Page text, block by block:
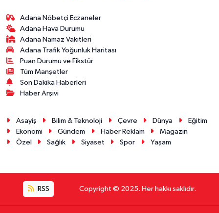
Adana Nöbetçi Eczaneler
Adana Hava Durumu
Adana Namaz Vakitleri
Adana Trafik Yoğunluk Haritası
Puan Durumu ve Fikstür
Tüm Manşetler
Son Dakika Haberleri
Haber Arşivi
Asayiş Bilim & Teknoloji Çevre Dünya
Eğitim
Ekonomi
Gündem Haber Reklam
Magazin
Özel
Sağlık Siyaset Spor Yaşam
RSS Copyright © 2025. Her hakkı saklıdır.